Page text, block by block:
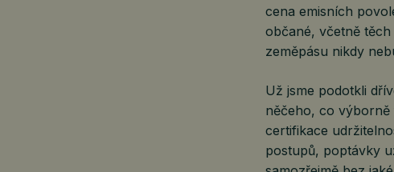
cena emisních
občané, včetně
zeměpásu nikdy
Už jsme podotkli
něčeho, co výborně
certifikace
postupů, poptávky